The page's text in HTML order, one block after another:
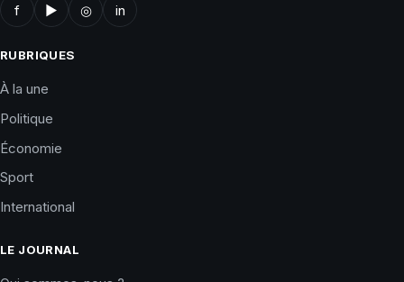
f ▶ ◎ in
RUBRIQUES
À la une
Politique
Économie
Sport
International
LE JOURNAL